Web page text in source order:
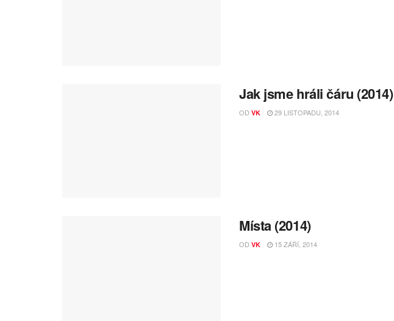
Jak jsme hráli čáru (2014)
OD VK 29 LISTOPADU, 2014
Místa (2014)
OD VK 15 ZÁŘÍ, 2014